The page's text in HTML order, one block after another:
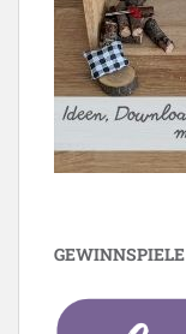
GEWINNSPIELE